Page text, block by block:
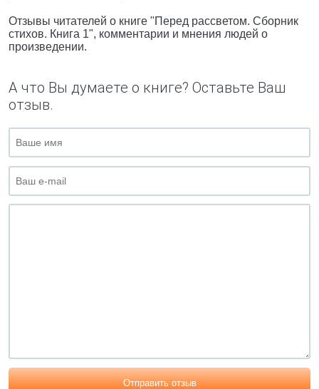
Отзывы читателей о книге "Перед рассветом. Сборник
стихов. Книга 1", комментарии и мнения людей о
произведении.
А что Вы думаете о книге? Оставьте Ваш
отзыв.
Отправить отзыв